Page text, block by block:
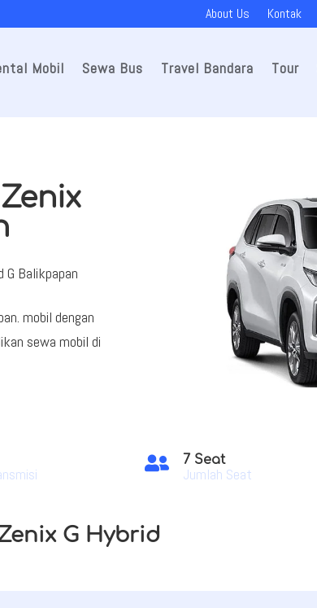
About Us Kontak
Mobil Sewa Bus Travel Bandara Tour
G Balikpapan
mobil dengan
sewa mobil di
 7 Seat
Jumlah Seat
G Hybrid